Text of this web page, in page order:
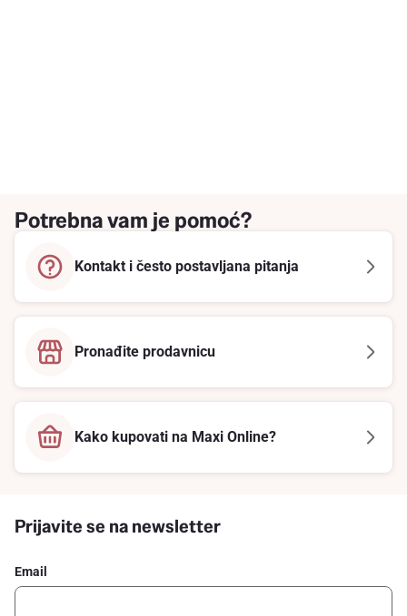
Potrebna vam je pomoć?
Kontakt i često postavljana pitanja
Pronađite prodavnicu
Kako kupovati na Maxi Online?
Prijavite se na newsletter
Email